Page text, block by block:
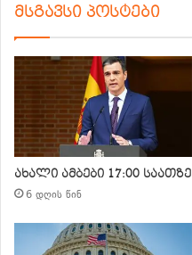
მსგავსი პოსტები
ახალი ამბები 17:00 საათზე
6 დღის წინ